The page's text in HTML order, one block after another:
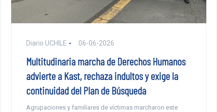
Diario UCHILE 06-06-2026
Multitudinaria marcha de Derechos Humanos
advierte a Kast, rechaza indultos y exige la
continuidad del Plan de Búsqueda
Agrupaciones y familiares de víctimas marcharon este